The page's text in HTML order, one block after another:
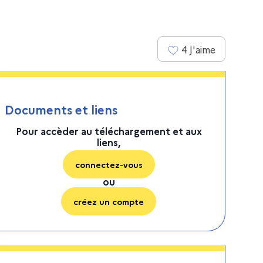
4 J'aime
Documents et liens
Pour accèder au téléchargement et aux
liens,
connectez-vous
ou
créez un compte